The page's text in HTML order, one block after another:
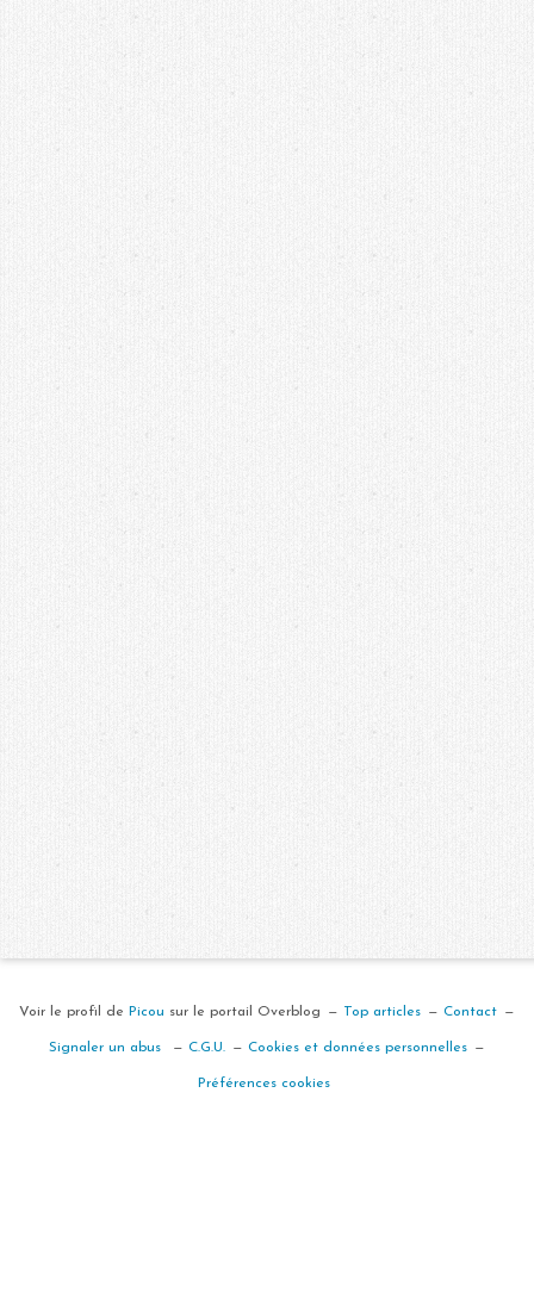
Voir le profil de Picou sur le portail Overblog Top articles Contact
Signaler un abus C.G.U. Cookies et données personnelles
Préférences cookies